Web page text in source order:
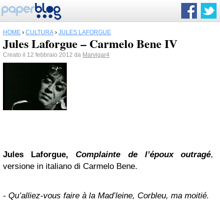
HOME › CULTURA › JULES LAFORGUE
Jules Laforgue – Carmelo Bene IV
Creato il 12 febbraio 2012 da Marvigar4
Jules Laforgue,Complainte de l’époux outragé,
versione in italiano di Carmelo Bene.
- Qu’alliez-vous faire à la Mad’leine, Corbleu, ma moitié.